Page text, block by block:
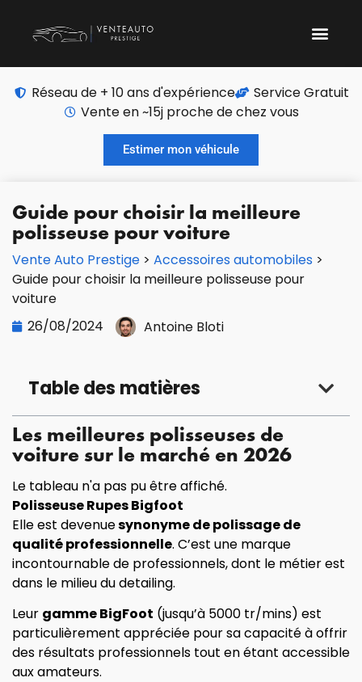
Réseau de + 10 ans d'expérience
Service Gratuit
Vente en ~15j proche de chez vous
Estimer mon véhicule
Guide pour choisir la meilleure
polisseuse pour voiture
Vente Auto Prestige > Accessoires automobiles >
Guide pour choisir la meilleure polisseuse pour
voiture
26/08/2024
Antoine Bloti
Table des matières
Les meilleures polisseuses de
voiture sur le marché en 2026
Le tableau n'a pas pu être affiché.
Polisseuse Rupes Bigfoot
Elle est devenuesynonyme de polissage de
qualité professionnelle. C’est une marque
incontournable de professionnels, dont le métier est
dans le milieu du detailing.
Leur gamme BigFoot (jusqu’à 5000 tr/mins) est
particulièrement appréciée pour sa capacité à offrir
des résultats professionnels tout en étant accessible
aux amateurs.